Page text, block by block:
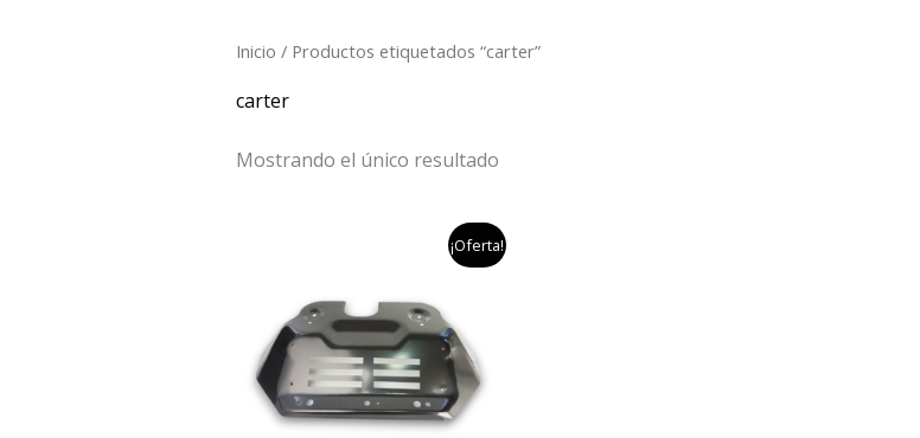
Inicio / Productos etiquetados “carter”
carter
Mostrando el único resultado
¡Oferta!
era:
$380,000.
el
precio
$350,000.